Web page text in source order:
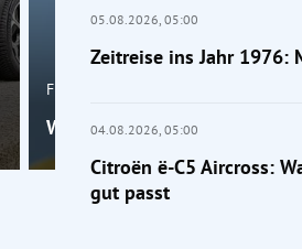
Frage der Mobilität
Wahr oder falsch: Macht die
05.08.2026, 05:00
Zeitreise ins Jahr 1976:
04.08.2026, 05:00
Citroën ë-C5 Aircross:
gut passt